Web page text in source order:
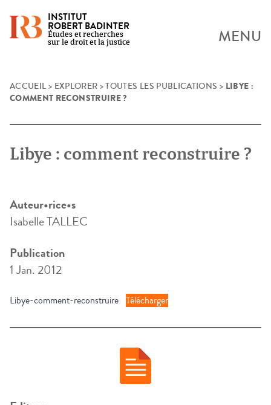
Skip
INSTITUT
ROBERT BADINTER
Études et recherches
sur le droit et la justice
MENU
ACCUEIL > EXPLORER >TOUTES LES PUBLICATIONS > LIBYE :
COMMENT RECONSTRUIRE ?
Libye : comment reconstruire ?
Auteur•rice•s
Isabelle TALLEC
Publication
1 Jan. 2012
Libye-comment-reconstruire Télécharger